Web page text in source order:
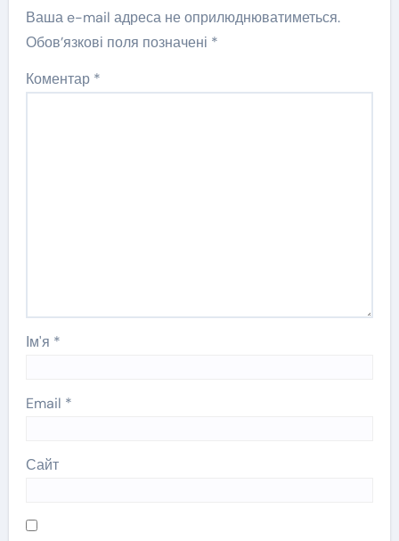
Ваша e-mail адреса не оприлюднюватиметься.
Обов’язкові поля позначені *
Коментар *
Ім'я *
Email *
Сайт